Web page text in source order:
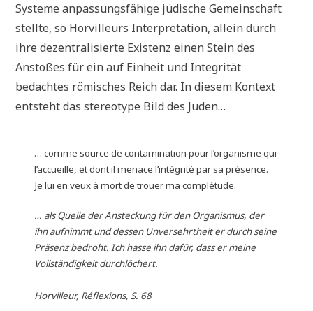
Systeme anpassungsfähige jüdische Gemeinschaft
stellte, so Horvilleurs Interpretation, allein durch
ihre dezentralisierte Existenz einen Stein des
Anstoßes für ein auf Einheit und Integrität
bedachtes römisches Reich dar. In diesem Kontext
entsteht das stereotype Bild des Juden…
… comme source de contamination pour l’organisme qui
l’accueille, et dont il menace l’intégrité par sa présence.
Je lui en veux à mort de trouer ma complétude.
… als Quelle der Ansteckung für den Organismus, der
ihn aufnimmt und dessen Unversehrtheit er durch seine
Präsenz bedroht. Ich hasse ihn dafür, dass er meine
Vollständigkeit durchlöchert.
Horvilleur, Réflexions, S. 68